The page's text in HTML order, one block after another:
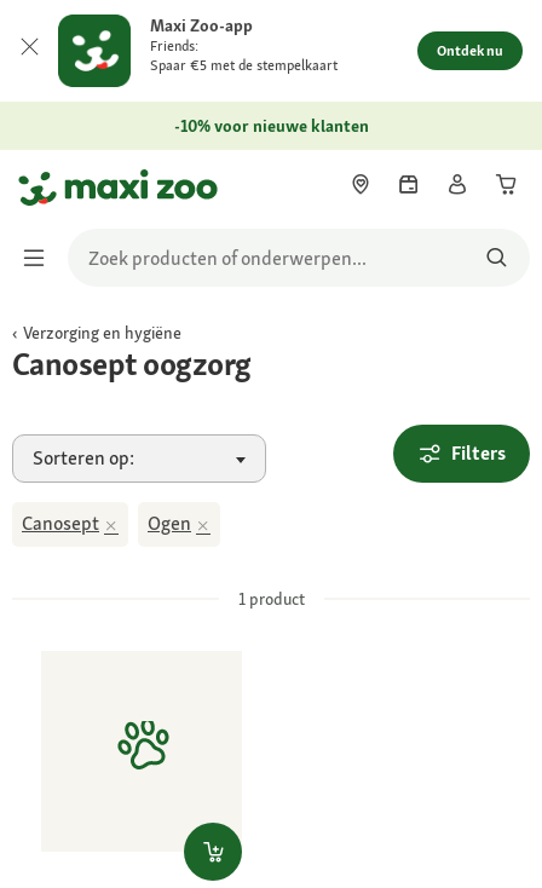
Maxi Zoo-app
Friends:
Spaar €5 met de stempelkaart
Ontdek nu
-10% voor nieuwe klanten
Verzorging en hygiëne
Canosept oogzorg
Sorteren op: Filters
Canosept Ogen
1product